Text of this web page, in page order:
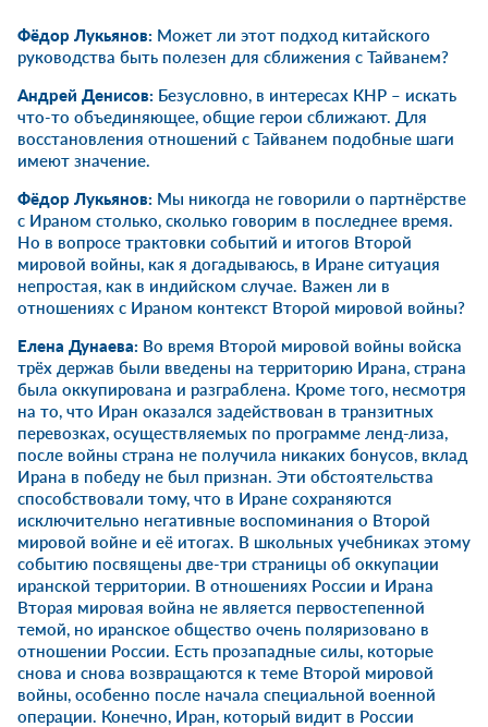
Фёдор Лукьянов: Может ли этот подход китайского
руководства быть полезен для сближения с Тайванем?
Андрей Денисов: Безусловно, в интересах КНР – искать
что-то объединяющее, общие герои сближают. Для
восстановления отношений с Тайванем подобные шаги
имеют значение.
Фёдор Лукьянов: Мы никогда не говорили о партнёрстве
с Ираном столько, сколько говорим в последнее время.
Но в вопросе трактовки событий и итогов Второй
мировой войны, как я догадываюсь, в Иране ситуация
непростая, как в индийском случае. Важен ли в
отношениях с Ираном контекст Второй мировой войны?
Елена Дунаева: Во время Второй мировой войны войска
трёх держав были введены на территорию Ирана, страна
была оккупирована и разграблена. Кроме того, несмотря
на то, что Иран оказался задействован в транзитных
перевозках, осуществляемых по программе ленд-лиза,
после войны страна не получила никаких бонусов, вклад
Ирана в победу не был признан. Эти обстоятельства
способствовали тому, что в Иране сохраняются
исключительно негативные воспоминания о Второй
мировой войне и её итогах. В школьных учебниках этому
событию посвящены две-три страницы об оккупации
иранской территории. В отношениях России и Ирана
Вторая мировая война не является первостепенной
темой, но иранское общество очень поляризовано в
отношении России. Есть прозападные силы, которые
снова и снова возвращаются к теме Второй мировой
войны, особенно после начала специальной военной
операции. Конечно, Иран, который видит в России